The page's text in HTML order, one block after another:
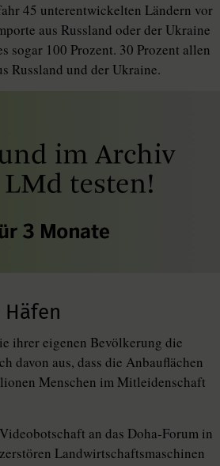
45 unterentwickelten Ländern vor
aus Russland oder der Ukraine
sogar 100 Prozent. 30 Prozent allen
Russland und der Ukraine.
ihrer eigenen Bevölkerung die
davon aus, dass die Anbauflächen
Menschen im Mitleidenschaft
an das Doha-Forum in
Landwirtschaftsmaschinen